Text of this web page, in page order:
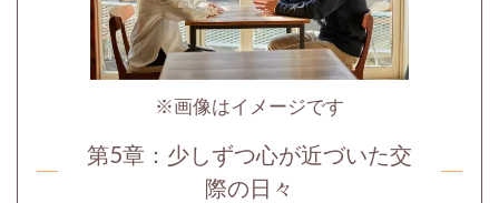
※画像はイメージです
第5章： 少しずつ心が近づいた交
際の日々